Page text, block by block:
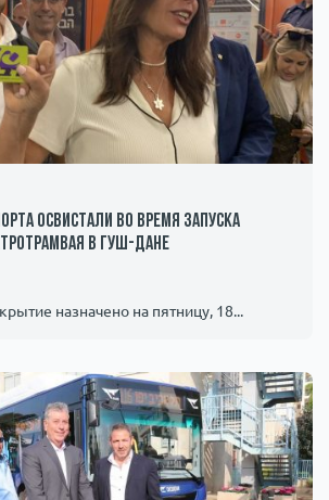
освистали во время запуска
в Гуш-Дане
назначено на пятницу, 18...